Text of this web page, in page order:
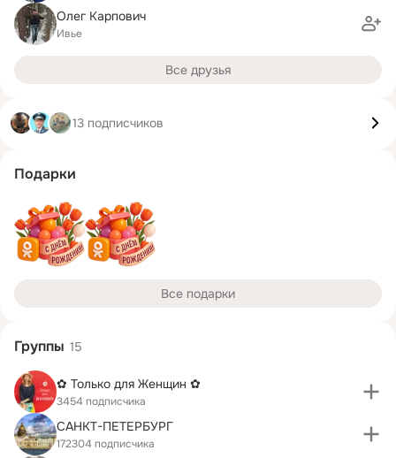
Олег Карпович
Ивье
Все друзья
13 подписчиков
Подарки
Все подарки
Группы 15
✿ Только для Женщин ✿
3454 подписчика
САНКТ-ПЕТЕРБУРГ
172304 подписчика